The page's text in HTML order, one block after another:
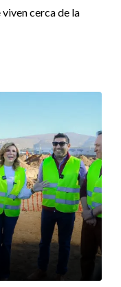
viven cerca de la